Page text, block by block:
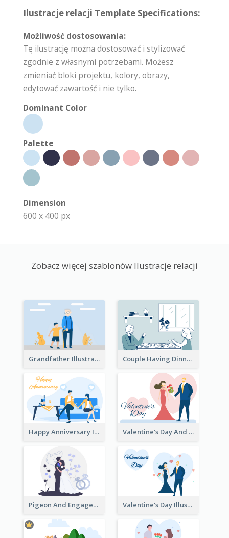
Ilustracje relacji Template Specifications:
Możliwość dostosowania:
Tę ilustrację można dostosować i stylizować
zgodnie z własnymi potrzebami. Możesz
zmieniać bloki projektu, kolory, obrazy,
edytować zawartość i nie tylko.
Dominant Color
Palette
Dimension
600 x 400 px
Zobacz więcej szablonów Ilustracje relacji
Grandfather Illustration Couple Having Dinner Illustration
Happy Anniversary Illustration Valentine's Day And Flower Illustration
Pigeon And Engagement Illustration Valentine's Day Illustration